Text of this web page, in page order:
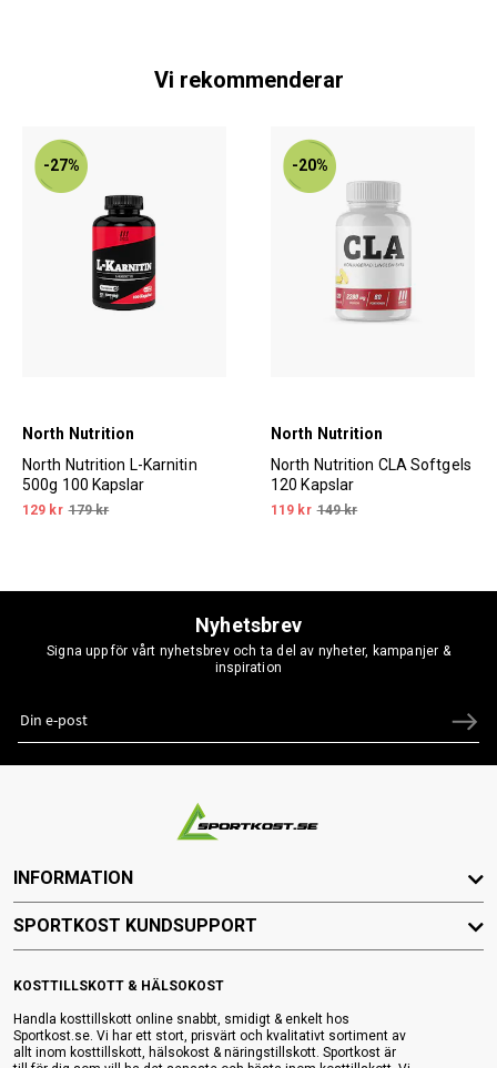
Vi rekommenderar
-27%
North Nutrition
North Nutrition L-Karnitin
500g 100 Kapslar
129 kr 179 kr
-20%
North Nutrition
North Nutrition CLA Softgels
120 Kapslar
119 kr 149 kr
Nyhetsbrev
Signa upp för vårt nyhetsbrev och ta del av nyheter, kampanjer &
inspiration
KOSTTILLSKOTT & HÄLSOKOST
Handla kosttillskott online snabbt, smidigt & enkelt hos
Sportkost.se. Vi har ett stort, prisvärt och kvalitativt sortiment av
allt inom kosttillskott, hälsokost & näringstillskott. Sportkost är
INFORMATION
SPORTKOST KUNDSUPPORT